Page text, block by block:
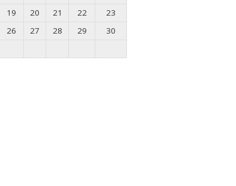
19 20 21 22
23
26 27 28 29
30